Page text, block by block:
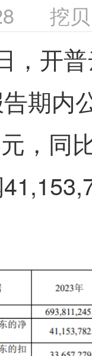
挖
，开
期内
，同